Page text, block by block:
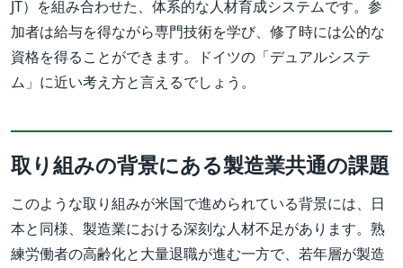
JT）を組み合わせた、体系的な人材育成システムです。参
加者は給与を得ながら専門技術を学び、修了時には公的な
資格を得ることができます。ドイツの「デュアルシステ
ム」に近い考え方と言えるでしょう。
取り組みの背景にある製造業共通の課題
このような取り組みが米国で進められている背景には、日
本と同様、製造業における深刻な人材不足があります。熟
練労働者の高齢化と大量退職が進む一方で、若年層が製造